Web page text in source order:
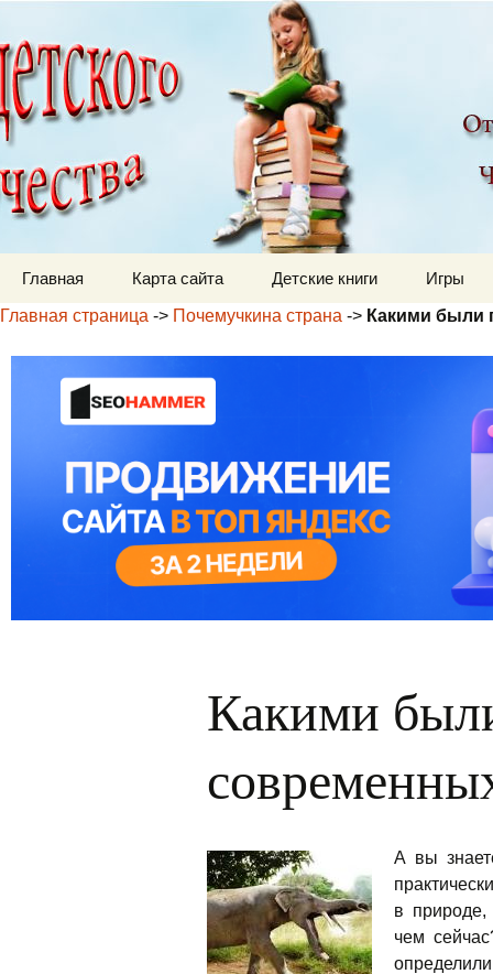
Детский мир
Главная Карта сайта Детские книги
Игры
Главная страница -> Почемучкина страна -> Какими были
Какими
А вы
в
чем